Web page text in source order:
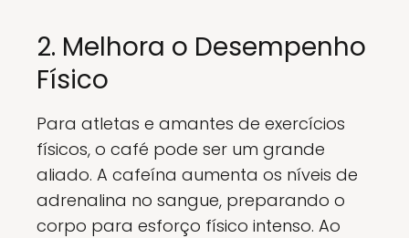
2. Melhora o Desempenho
Físico
Para atletas e amantes de exercícios
físicos, o café pode ser um grande
aliado. A cafeína aumenta os níveis de
adrenalina no sangue, preparando o
corpo para esforço físico intenso. Ao